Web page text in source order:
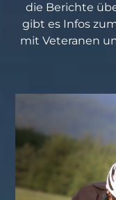
die Berichte
gibt es Infos
mit Veteranen